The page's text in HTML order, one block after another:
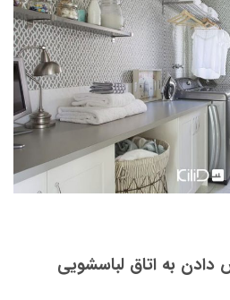
دادن به اتاق لباسشویی